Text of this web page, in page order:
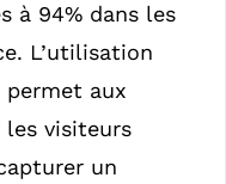
à 94% dans les
L’utilisation
permet aux
les visiteurs
un